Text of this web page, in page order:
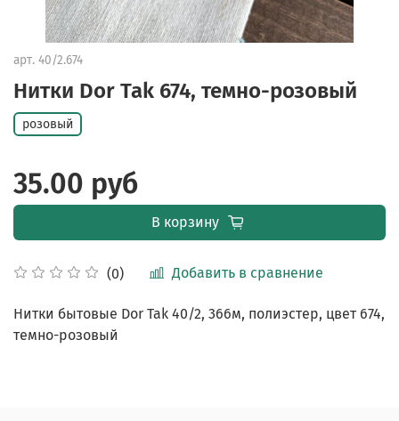
арт. 40/2.674
Нитки Dor Tak 674, темно-розовый
(0) Добавить в сравнение
розовый
35.00 руб
В корзину
Нитки бытовые Dor Tak 40/2, 366м, полиэстер, цвет 674,
темно-розовый